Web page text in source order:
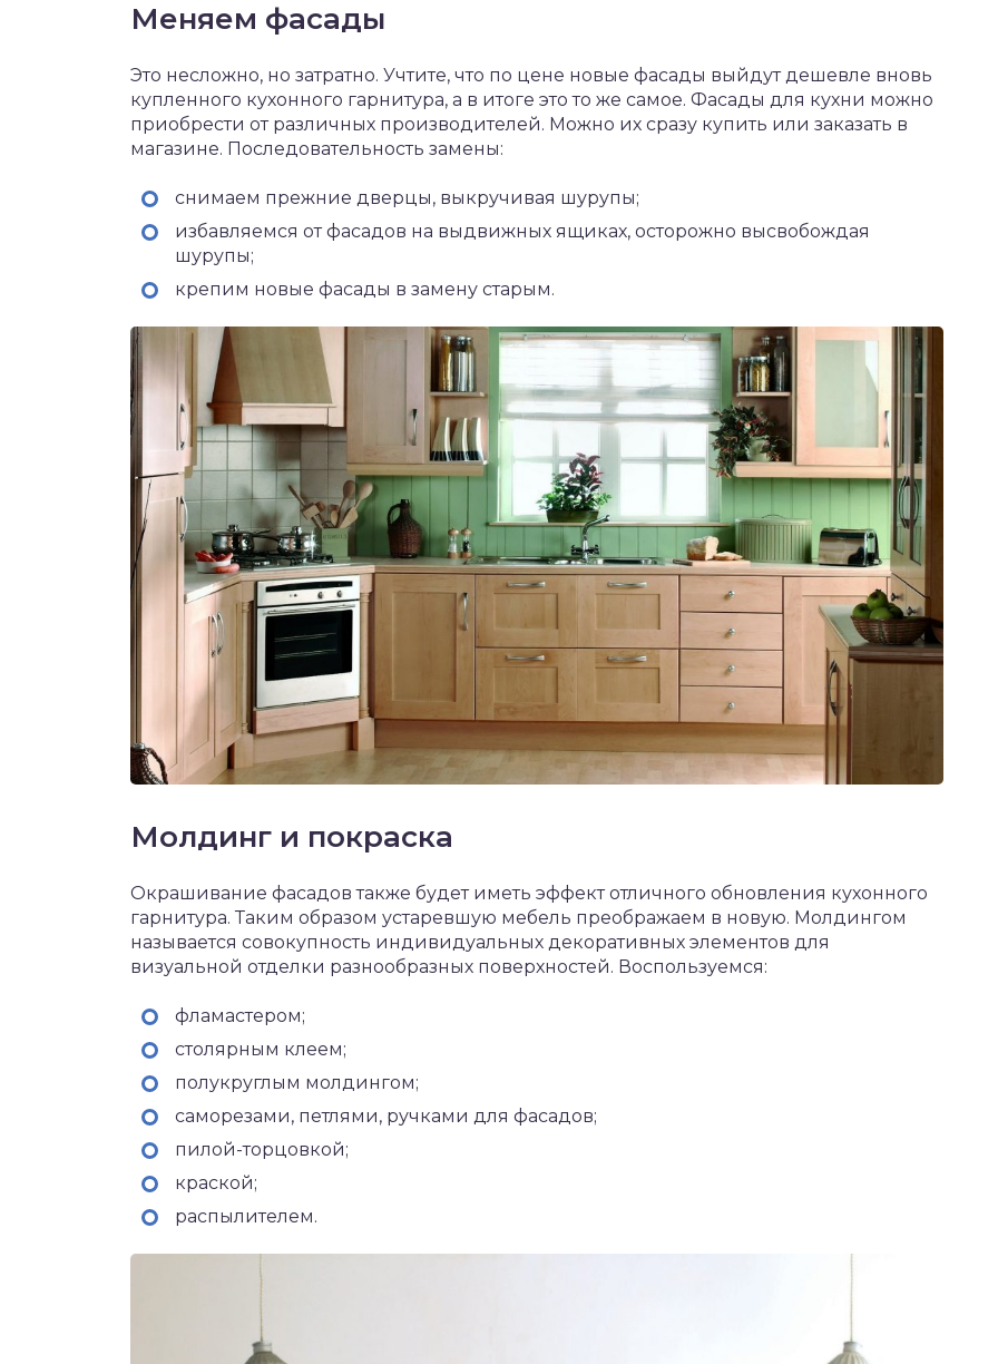
Меняем фасады
Это несложно, но затратно. Учтите, что по цене новые фасады выйдут дешевле вновь
купленного кухонного гарнитура, а в итоге это то же самое. Фасады для кухни можно
приобрести от различных производителей. Можно их сразу купить или заказать в
магазине. Последовательность замены:
снимаем прежние дверцы, выкручивая шурупы;
избавляемся от фасадов на выдвижных ящиках, осторожно высвобождая
шурупы;
крепим новые фасады в замену старым.
Молдинг и покраска
Окрашивание фасадов также будет иметь эффект отличного обновления кухонного
гарнитура. Таким образом устаревшую мебель преображаем в новую. Молдингом
называется совокупность индивидуальных декоративных элементов для
визуальной отделки разнообразных поверхностей. Воспользуемся:
фламастером;
столярным клеем;
полукруглым молдингом;
саморезами, петлями, ручками для фасадов;
пилой-торцовкой;
краской;
распылителем.